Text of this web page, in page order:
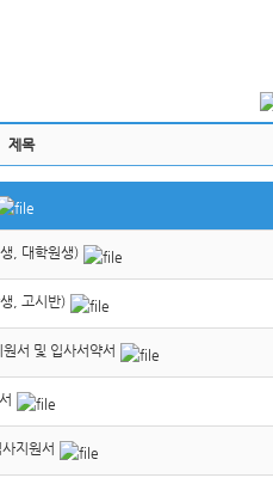
제목
, 대학원생)
, 고시반)
서 및 입사서약서
지원서